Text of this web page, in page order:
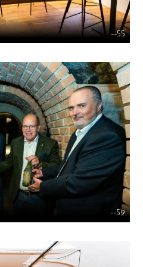
--55
--59